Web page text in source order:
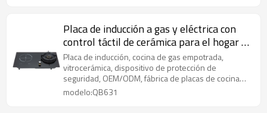
Placa de inducción a gas y eléctrica con
control táctil de cerámica para el hogar |
Fábrica de placas de cocina combinadas |
QB631
Placa de inducción, cocina de gas empotrada,
vitrocerámica, dispositivo de protección de
seguridad, OEM/ODM, fábrica de placas de cocina
combinadas, cocina infrarroja
modelo:QB631